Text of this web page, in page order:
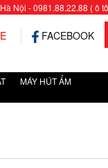
Nội - 0981.88.22.88 ( ô
FACEBOOK
MÁY HÚT ẨM